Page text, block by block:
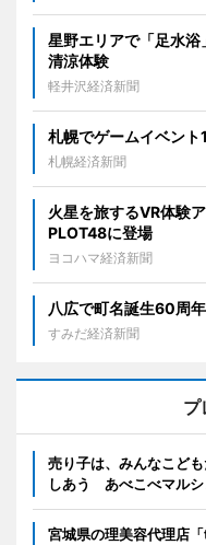
星野エリアで「足水
清涼体験
軽井沢経済新聞
札幌でゲームイベン
札幌経済新聞
火星を旅するVR体験
PLOT48に登場
ヨコハマ経済新聞
八広で町名誕生60周
すみだ経済新聞
プ
売り子は、みんなこど
しあう あべこべマルシ
宮城県の理美容代理店